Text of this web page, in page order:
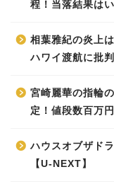
程！当落結果は
相葉雅紀の炎上
ハワイ渡航に批
宮崎麗華の指輪
定！値段数百万
ハウスオブザド
【U-NEXT】